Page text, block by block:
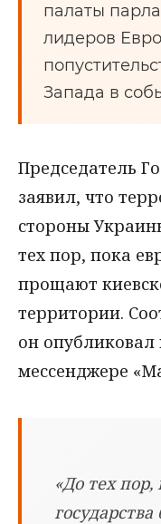
палаты
лидеров
Запада в
Председатель
заявил, что
стороны
тех пор, пока
прощают
территории.
он опубликовал
мессенджере
«До тех